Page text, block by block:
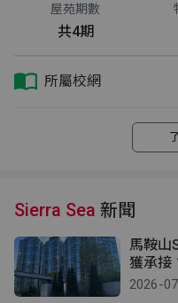
屋苑期數
共4期
所屬校網
Sierra Sea 新聞
馬鞍山
獲承接
2026-